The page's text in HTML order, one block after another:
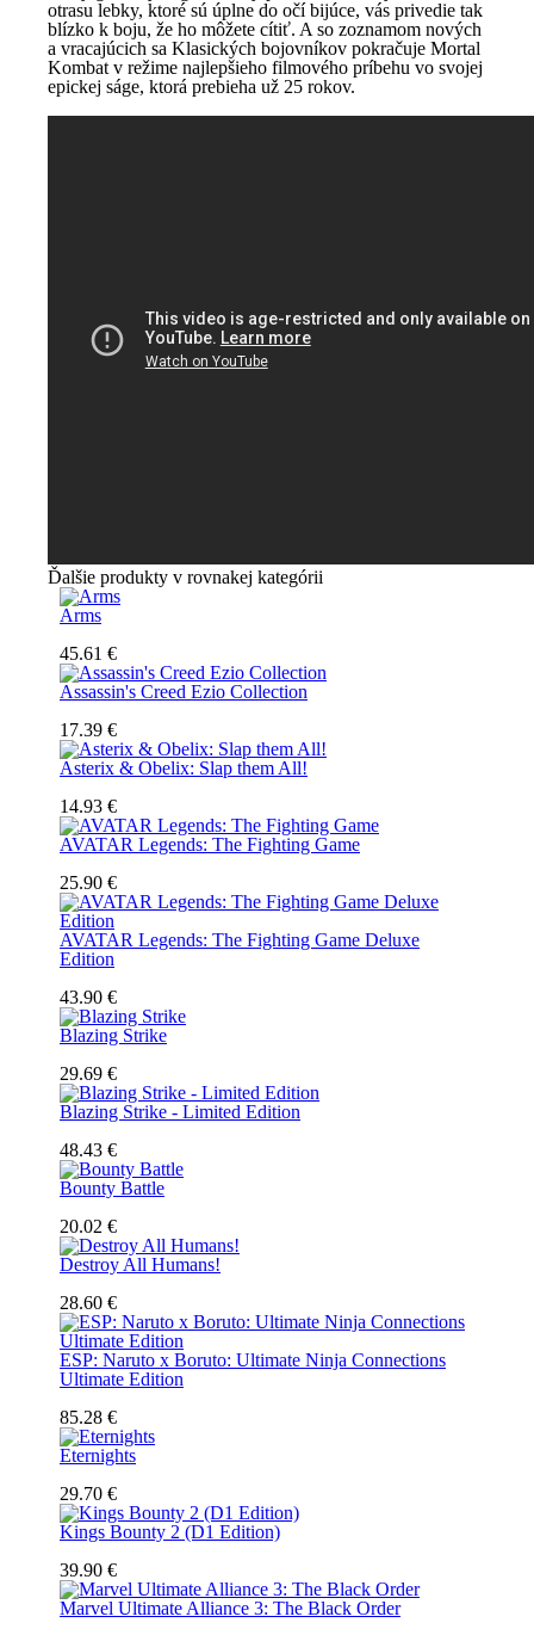
otrasu lebky, ktoré sú úplne do očí bijúce, vás privedie tak
blízko k boju, že ho môžete cítiť. A so zoznamom nových
a vracajúcich sa Klasických bojovníkov pokračuje Mortal
Kombat v režime najlepšieho filmového príbehu vo svojej
epickej ságe, ktorá prebieha už 25 rokov.
Ďalšie produkty v rovnakej kategórii
Arms
45.61 €
Assassin's Creed Ezio Collection
17.39 €
Asterix & Obelix: Slap them All!
14.93 €
AVATAR Legends: The Fighting Game
25.90 €
AVATAR Legends: The Fighting Game Deluxe
Edition
43.90 €
Blazing Strike
29.69 €
Blazing Strike - Limited Edition
48.43 €
Bounty Battle
20.02 €
Destroy All Humans!
28.60 €
ESP: Naruto x Boruto: Ultimate Ninja Connections
Ultimate Edition
85.28 €
Eternights
29.70 €
Kings Bounty 2 (D1 Edition)
39.90 €
Marvel Ultimate Alliance 3: The Black Order